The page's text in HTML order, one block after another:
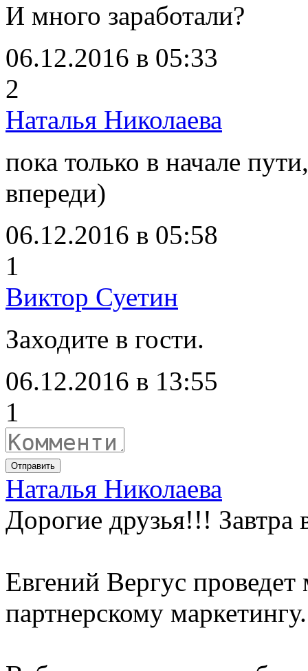
И много заработали?
06.12.2016 в 05:33
2
Наталья Николаева
пока только в начале
впереди)
06.12.2016 в 05:58
1
Виктор Суетин
Заходите в гости.
06.12.2016 в 13:55
1
Отправить
Наталья Николаева
Дорогие друзья!!! Завтра
Евгений Вергус
партнерскому маркетингу.